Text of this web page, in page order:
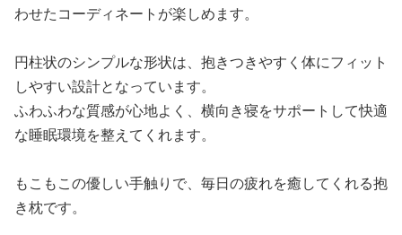
わせたコーディネートが楽しめます。
円柱状のシンプルな形状は、抱きつきやすく体にフィット
しやすい設計となっています。
ふわふわな質感が心地よく、横向き寝をサポートして快適
な睡眠環境を整えてくれます。
もこもこの優しい手触りで、毎日の疲れを癒してくれる抱
き枕です。